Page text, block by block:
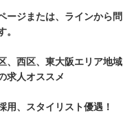
ージまたは、ラインから問
。
、西区、東大阪エリア地域
求人オススメ
用、スタイリスト優遇！